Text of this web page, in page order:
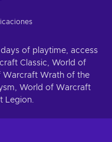
of playtime, access
Classic, World of
Warcraft Wrath of the
World of Warcraft
Legion.